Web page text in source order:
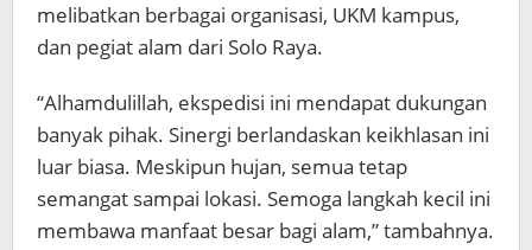
melibatkan berbagai organisasi, UKM kampus,
dan pegiat alam dari Solo Raya.
“Alhamdulillah, ekspedisi ini mendapat dukungan
banyak pihak. Sinergi berlandaskan keikhlasan ini
luar biasa. Meskipun hujan, semua tetap
semangat sampai lokasi. Semoga langkah kecil ini
membawa manfaat besar bagi alam,” tambahnya.